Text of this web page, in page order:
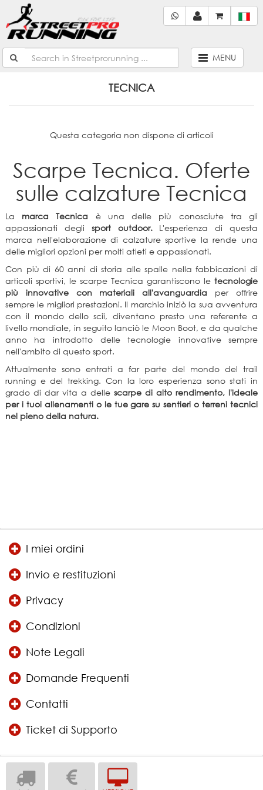
MENU
TECNICA
Questa categoria non dispone di articoli
Scarpe Tecnica. Oferte
sulle calzature Tecnica
La marca Tecnica è una delle più conosciute tra gli
appassionati degli sport outdoor.L'esperienza di questa
marca nell'elaborazione di calzature sportive la rende una
delle migliori opzioni per molti atleti e appassionati.
Con più di 60 anni di storia alle spalle nella fabbicazioni di
articoli sportivi, le scarpe Tecnica garantiscono letecnologie
più innovative con materiali all'avanguardia per offrire
sempre le migliori prestazioni. Il marchio iniziò la sua avventura
con il mondo dello scii, diventano presto una referente a
livello mondiale, in seguito lanciò le Moon Boot, e da qualche
anno ha introdotto delle tecnologie innovative sempre
nell'ambito di questo sport.
Attualmente sono entrati a far parte del mondo del trail
running e del trekking. Con la loro esperienza sono stati in
grado di dar vita a delle scarpe di alto rendimento, l'ideale
per i tuoi allenamenti o le tue gare su sentieri o terreni tecnici
nel pieno della natura.
I miei ordini
Invio e restituzioni
Privacy
Condizioni
Note Legali
Domande Frequenti
Contatti
Ticket di Supporto